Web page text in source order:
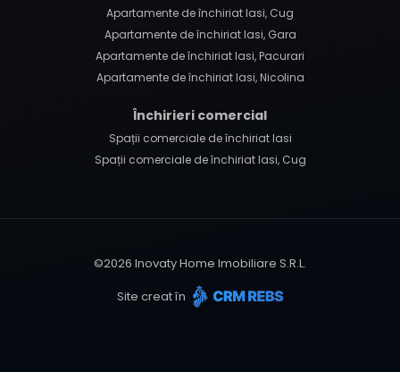
Apartamente de închiriat Iasi, Cug
Apartamente de închiriat Iasi, Gara
Apartamente de închiriat Iasi, Pacurari
Apartamente de închiriat Iasi, Nicolina
Închirieri comercial
Spații comerciale de închiriat Iasi
Spații comerciale de închiriat Iasi, Cug
©2026 Inovaty Home Imobiliare S.R.L.
Site creat în